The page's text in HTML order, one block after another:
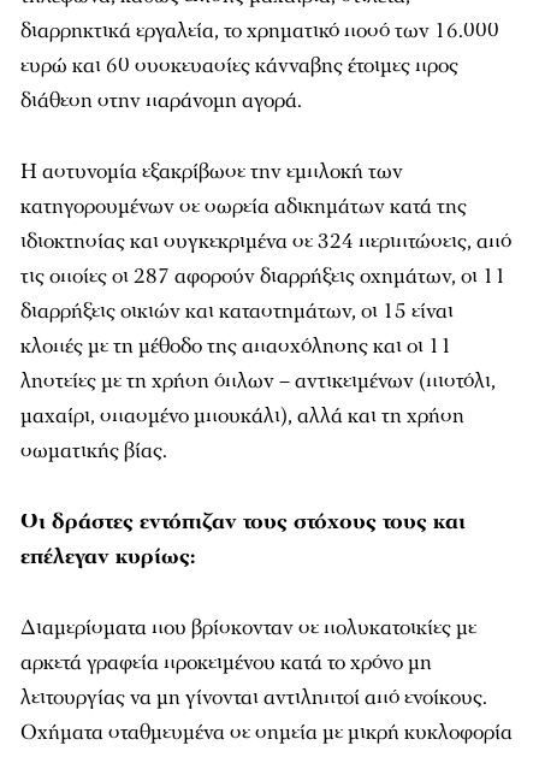
διαρρηκτικά εργαλεία, το χρηματικό ποσό των 16.000
ευρώ και 60 συσκευασίες κάνναβης έτοιμες προς
διάθεση στην παράνομη αγορά.
Η αστυνομία εξακρίβωσε την εμπλοκή των
κατηγορουμένων σε σωρεία αδικημάτων κατά της
ιδιοκτησίας και συγκεκριμένα σε 324 περιπτώσεις, από
τις οποίες οι 287 αφορούν διαρρήξεις οχημάτων, οι 11
διαρρήξεις οικιών και καταστημάτων, οι 15 είναι
κλοπές με τη μέθοδο της απασχόλησης και οι 11
ληστείες με τη χρήση όπλων – αντικειμένων (πιστόλι,
μαχαίρι, σπασμένο μπουκάλι), αλλά και τη χρήση
σωματικής βίας.
Οι δράστες εντόπιζαν τους στόχους τους και
επέλεγαν κυρίως:
Διαμερίσματα που βρίσκονταν σε πολυκατοικίες με
αρκετά γραφεία προκειμένου κατά το χρόνο μη
λειτουργίας να μη γίνονται αντιληπτοί από ενοίκους.
Οχήματα σταθμευμένα σε σημεία με μικρή κυκλοφορία